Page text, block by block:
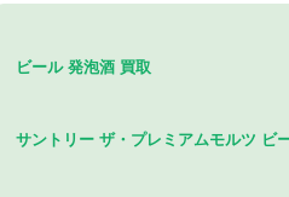
ビール 発泡酒 買取
サントリー ザ・プレミアムモルツ ビ